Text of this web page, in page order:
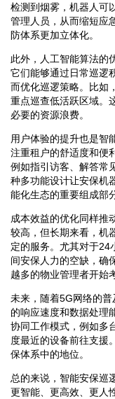
检测到烟雾，机器人可
管理人员，从而缩短应
防体系更加立体化。
此外，人工智能算法的
它们能够通过日常巡逻
而优化巡逻策略。比如
重点巡查低活跃区域。
必要的资源浪费。
用户体验的提升也是智
注重租户的舒适度和便
例如指引访客、解答常
种多功能设计让安保机
能化生态的重要组成部
成本效益的优化同样推
较高，但长期来看，机
定的服务。尤其对于24
间安保人力的空缺，确
越多的物业管理者开始
未来，随着5G网络的
的响应速度和数据处理
协同工作模式，例如多
度最近的设备前往支援
保体系中的地位。
总的来说，智能安保巡
更智能、更高效、更人